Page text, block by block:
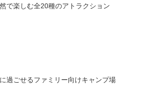
で楽しむ全20種のアトラクション
過ごせるファミリー向けキャンプ場